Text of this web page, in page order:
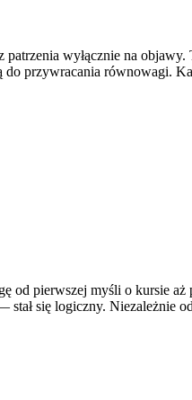
wyłącznie na
przywracania równowagi.
od pierwszej myśli o kursie
się logiczny. Niezależnie